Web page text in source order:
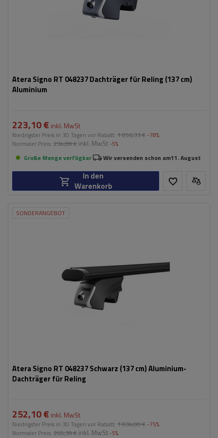
Atera Signo RT 048237 Dachträger für Reling (137 cm)
Aluminium
223,10 € inkl. MwSt
Niedrigster Preis in 30 Tagen vor Rabatt: 1 056,33 € -78%
Normaler Preis: 234,89 € inkl. MwSt -5%
Große Menge verfügbar
Wir versenden schon am11. August
In den
Warenkorb
SONDERANGEBOT
Atera Signo RT 048237 Schwarz (137 cm) Aluminium-
Dachträger für Reling
252,10 € inkl. MwSt
Niedrigster Preis in 30 Tagen vor Rabatt: 1 034,00 € -75%
Normaler Preis: 265,39 € inkl. MwSt -5%